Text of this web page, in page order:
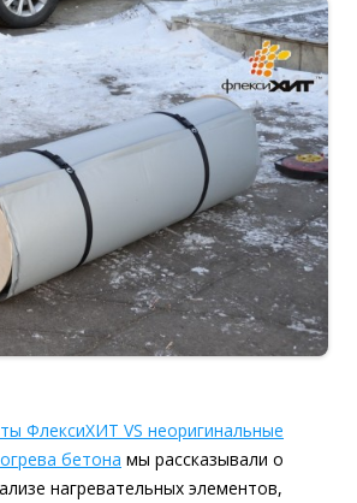
ФлексиХИТ VS неоригинальные
бетона мы рассказывали о
нагревательных элементов,